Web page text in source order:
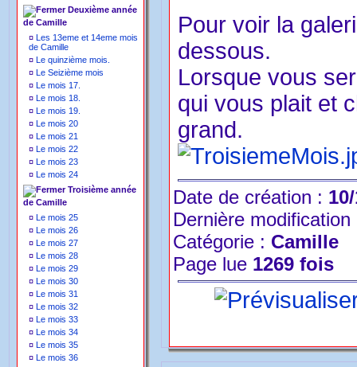
Deuxième année
de Camille
¤ Les 13eme et 14eme mois
de Camille
¤ Le quinzième mois.
¤ Le Seizième mois
¤ Le mois 17.
¤ Le mois 18.
¤ Le mois 19.
¤ Le mois 20
¤ Le mois 21
¤ Le mois 22
¤ Le mois 23
¤ Le mois 24
Troisième année
de Camille
¤ Le mois 25
¤ Le mois 26
¤ Le mois 27
¤ Le mois 28
¤ Le mois 29
¤ Le mois 30
¤ Le mois 31
¤ Le mois 32
¤ Le mois 33
¤ Le mois 34
¤ Le mois 35
¤ Le mois 36
Pour voir la
dessous.
Lorsque vous
qui vous plait et
grand.
Date de création :
Dernière
Catégorie : Camille
Page lue 1269 fois